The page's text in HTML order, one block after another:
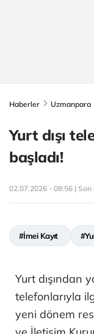
Haberler Uzmanpara
Yurt dışı
başladı!
02.07.2026 - 08:56 | Son
#İmei Kayıt
Yurt dışından
telefonlarıyla
yeni dönem